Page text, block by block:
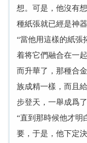
想。可是，他沒有
種紙張就已經是神
“當他用這樣的紙張
着将它們融合在一
而升華了，那種合
族成精一樣，而且
步登天，一舉成爲了
“直到那時候他才明
要，于是，他下定